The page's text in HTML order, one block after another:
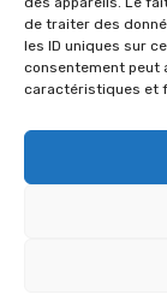
de traiter des
les ID uniques sur
consentement peut
caractéristiques et